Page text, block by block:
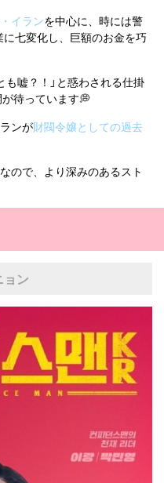
イランを中心に、時には警
七変化し、巨額のお金を巧
嘘？！」と惑わされる仕掛
待っています💭
ンが財閥令嬢としての過去
ので、より深みのあるスト
ン